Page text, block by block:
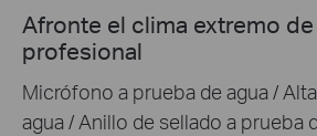
Afronte el clima extremo
profesional
Micrófono a prueba de agua /
agua / Anillo de sellado a prueba